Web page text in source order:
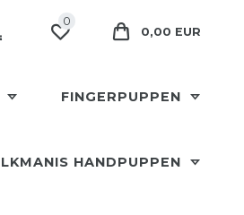
0
0,00 EUR
FINGERPUPPEN
HANDPUPPEN